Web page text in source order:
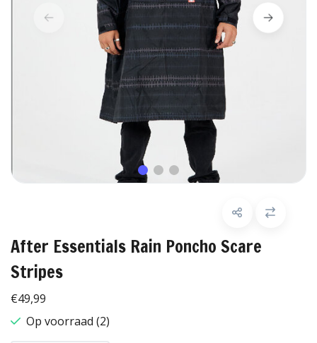
After Essentials Rain Poncho Scare
Stripes
€49,99
Op voorraad (2)